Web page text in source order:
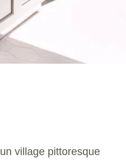
village pittoresque